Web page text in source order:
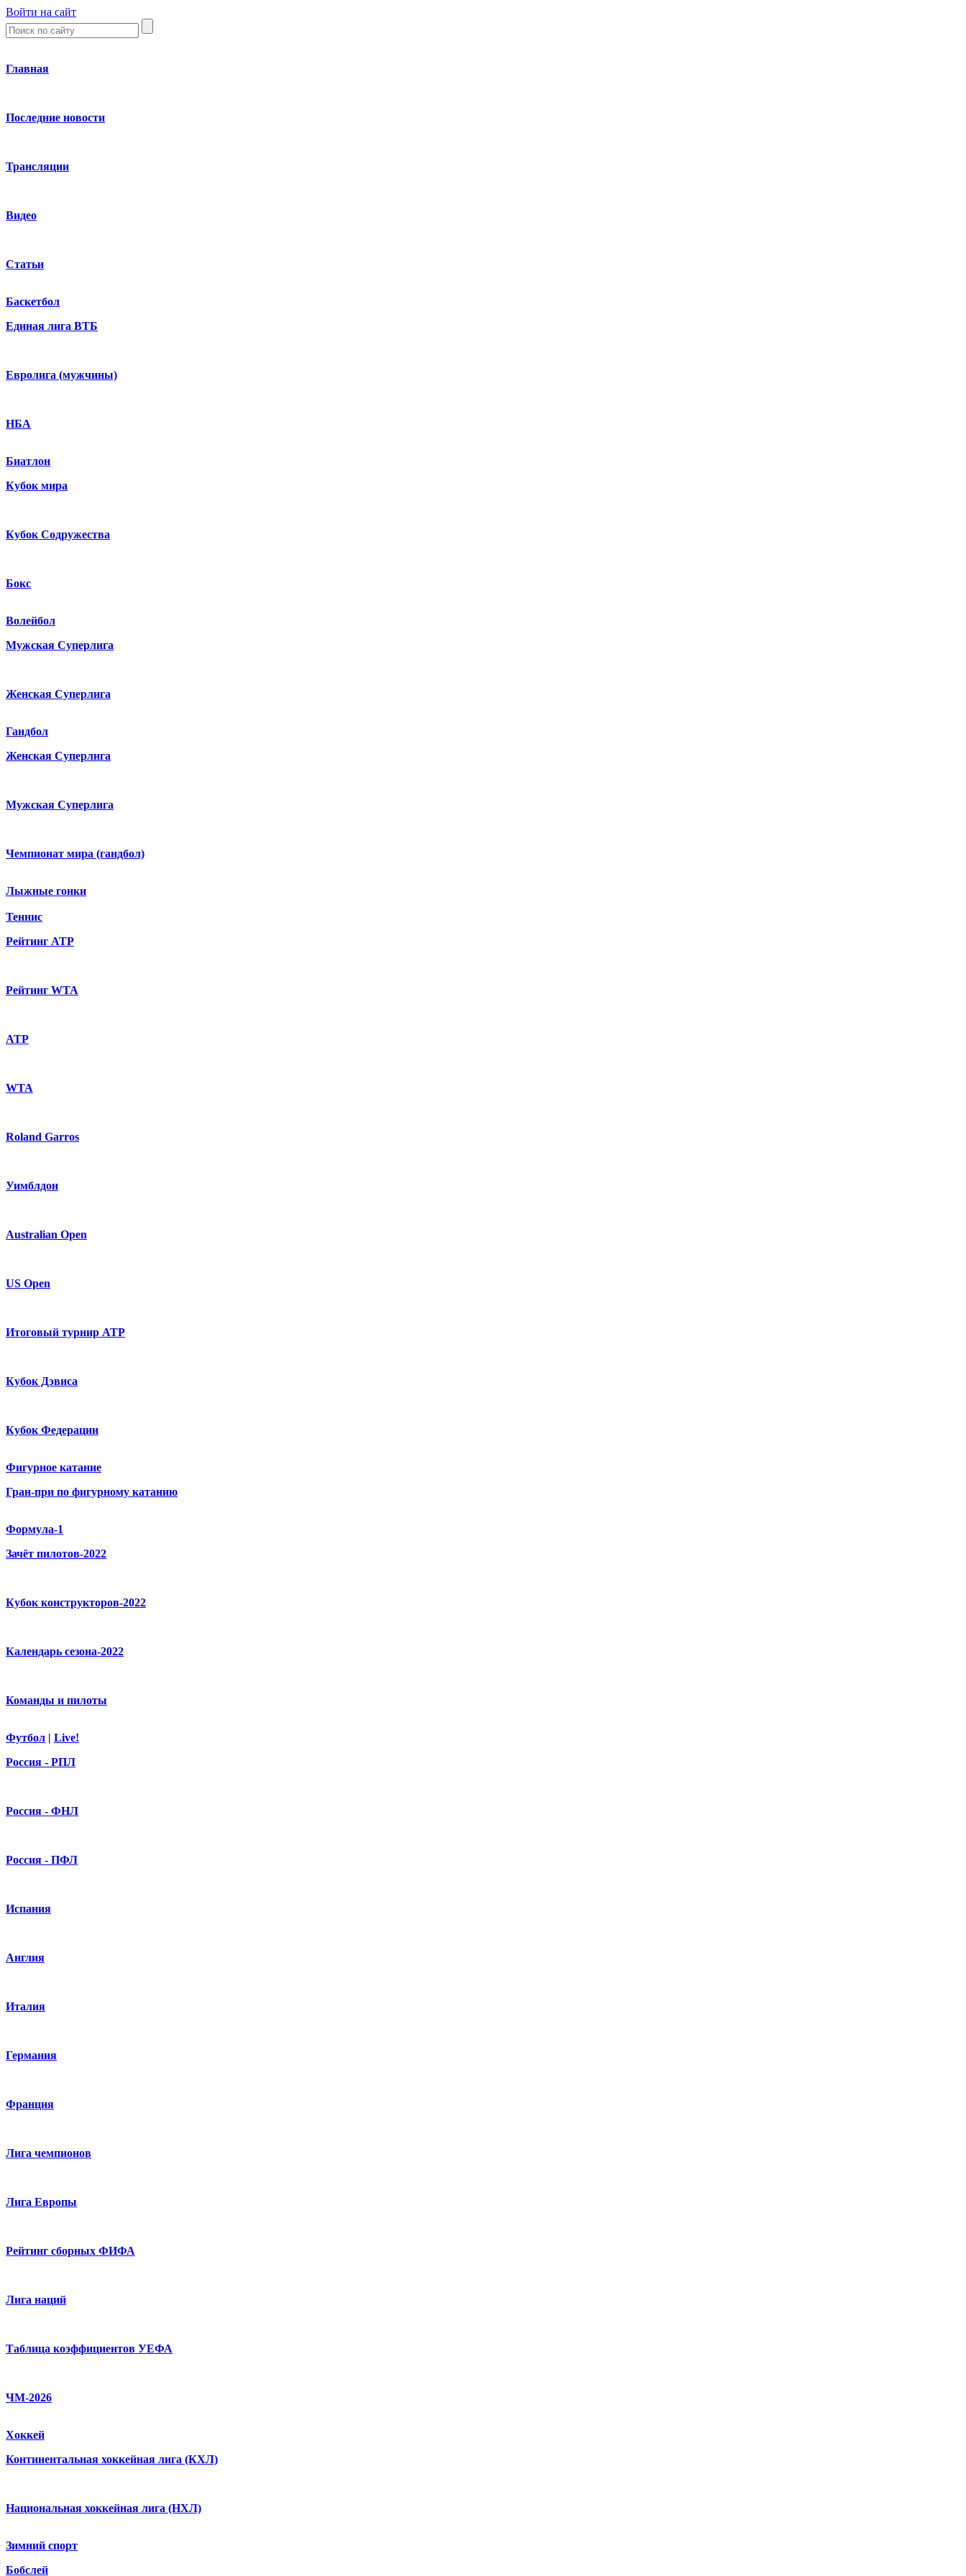
Войти на сайт
Главная
Последние новости
Трансляции
Видео
Статьи
Баскетбол
Единая лига ВТБ
Евролига (мужчины)
НБА
Биатлон
Кубок мира
Кубок Содружества
Бокс
Волейбол
Мужская Суперлига
Женская Суперлига
Гандбол
Женская Суперлига
Мужская Суперлига
Чемпионат мира (гандбол)
Лыжные гонки
Теннис
Рейтинг ATP
Рейтинг WTA
ATP
WTA
Roland Garros
Уимблдон
Australian Open
US Open
Итоговый турнир ATP
Кубок Дэвиса
Кубок Федерации
Фигурное катание
Гран-при по фигурному катанию
Формула-1
Зачёт пилотов-2022
Кубок конструкторов-2022
Календарь сезона-2022
Команды и пилоты
Футбол | Live!
Россия - РПЛ
Россия - ФНЛ
Россия - ПФЛ
Испания
Англия
Италия
Германия
Франция
Лига чемпионов
Лига Европы
Рейтинг сборных ФИФА
Лига наций
Таблица коэффициентов УЕФА
ЧМ-2026
Хоккей
Континентальная хоккейная лига (КХЛ)
Национальная хоккейная лига (НХЛ)
Зимний спорт
Бобслей